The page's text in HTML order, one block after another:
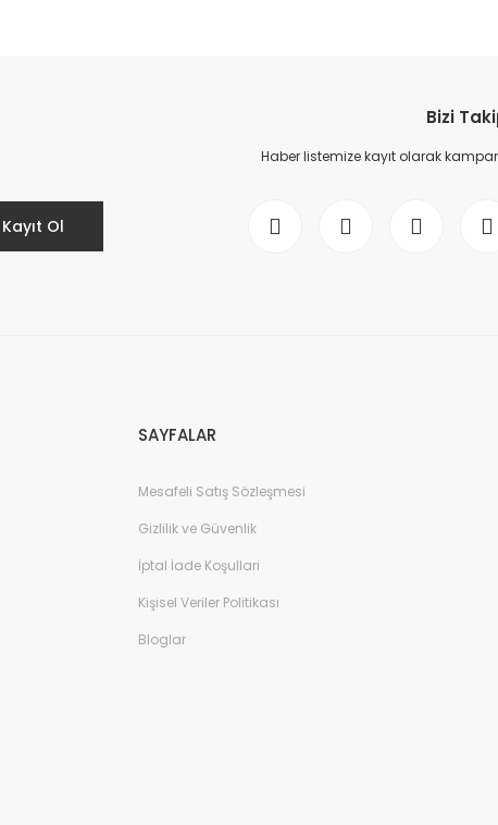
Kayıt Ol
Bizi
Haber listemize kayıt olarak
SAYFALAR
Mesafeli Satış Sözleşmesi
Gizlilik ve Güvenlik
İptal İade Koşullari
Kişisel Veriler Politikası
Bloglar